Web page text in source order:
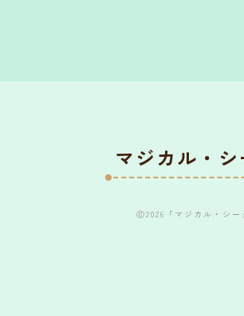
マジカル・
Ⓒ2026「マジカル・シー